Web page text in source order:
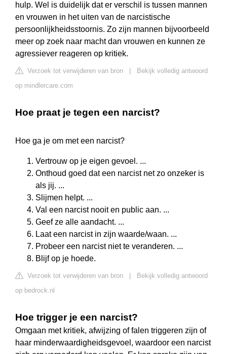
hulp. Wel is duidelijk dat er verschil is tussen mannen
en vrouwen in het uiten van de narcistische
persoonlijkheidsstoornis. Zo zijn mannen bijvoorbeeld
meer op zoek naar macht dan vrouwen en kunnen ze
agressiever reageren op kritiek.
Verzoek tot verwijderen van bron
Bekijk volledig antwoord
op mindlercare.com
Hoe praat je tegen een narcist?
Hoe ga je om met een narcist?
Vertrouw op je eigen gevoel. ...
Onthoud goed dat een narcist net zo onzeker is
als jij. ...
Slijmen helpt. ...
Val een narcist nooit en public aan. ...
Geef ze alle aandacht. ...
Laat een narcist in zijn waarde/waan. ...
Probeer een narcist niet te veranderen. ...
Blijf op je hoede.
Verzoek tot verwijderen van bron
Bekijk volledig antwoord
op bedrock.nl
Hoe trigger je een narcist?
Omgaan met kritiek, afwijzing of falen triggeren zijn of
haar minderwaardigheidsgevoel, waardoor een narcist